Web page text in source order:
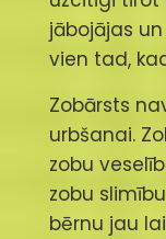
jābojājas
vien tad,
Zobārsts
urbšanai.
zobu
zobu
bērnu jau